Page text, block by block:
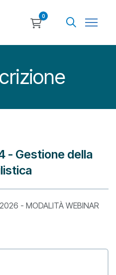
0
- Gestione della
- MODALITÀ WEBINAR